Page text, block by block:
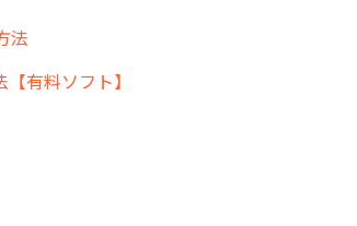
法
有料ソフト】